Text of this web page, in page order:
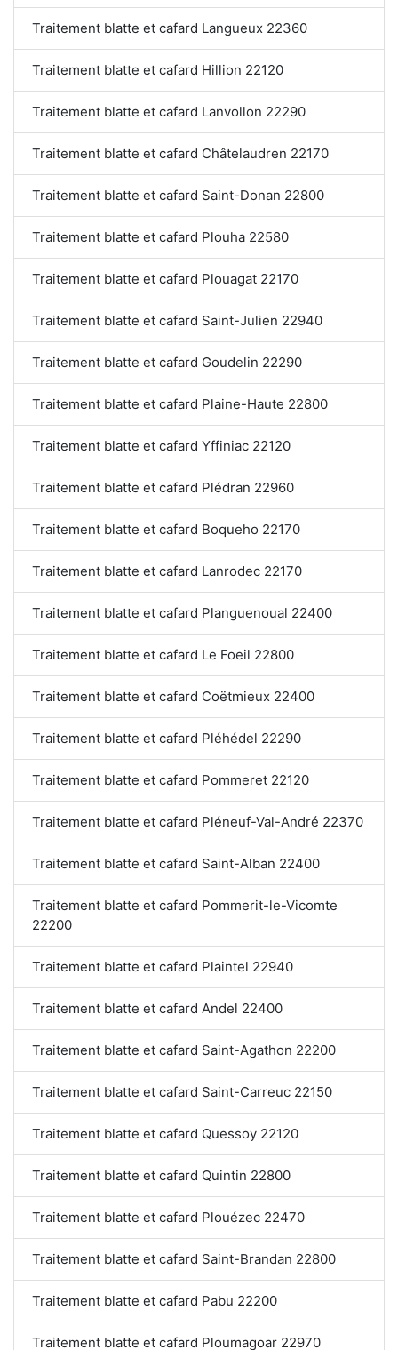
Traitement blatte et cafard Langueux 22360
Traitement blatte et cafard Hillion 22120
Traitement blatte et cafard Lanvollon 22290
Traitement blatte et cafard Châtelaudren 22170
Traitement blatte et cafard Saint-Donan 22800
Traitement blatte et cafard Plouha 22580
Traitement blatte et cafard Plouagat 22170
Traitement blatte et cafard Saint-Julien 22940
Traitement blatte et cafard Goudelin 22290
Traitement blatte et cafard Plaine-Haute 22800
Traitement blatte et cafard Yffiniac 22120
Traitement blatte et cafard Plédran 22960
Traitement blatte et cafard Boqueho 22170
Traitement blatte et cafard Lanrodec 22170
Traitement blatte et cafard Planguenoual 22400
Traitement blatte et cafard Le Foeil 22800
Traitement blatte et cafard Coëtmieux 22400
Traitement blatte et cafard Pléhédel 22290
Traitement blatte et cafard Pommeret 22120
Traitement blatte et cafard Pléneuf-Val-André 22370
Traitement blatte et cafard Saint-Alban 22400
Traitement blatte et cafard Pommerit-le-Vicomte
22200
Traitement blatte et cafard Plaintel 22940
Traitement blatte et cafard Andel 22400
Traitement blatte et cafard Saint-Agathon 22200
Traitement blatte et cafard Saint-Carreuc 22150
Traitement blatte et cafard Quessoy 22120
Traitement blatte et cafard Quintin 22800
Traitement blatte et cafard Plouézec 22470
Traitement blatte et cafard Saint-Brandan 22800
Traitement blatte et cafard Pabu 22200
Traitement blatte et cafard Ploumagoar 22970